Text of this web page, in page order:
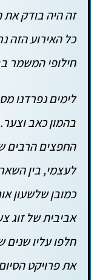
זה היה בודק את
כל האירוע הזה
חילופי המשמר
לימים נפרדנו
בהמון כאב
החפצים הרבים
לעצמי, בין
כמובן שלשעון
אביבית של זוג
חלפו עליו
את פרויקט